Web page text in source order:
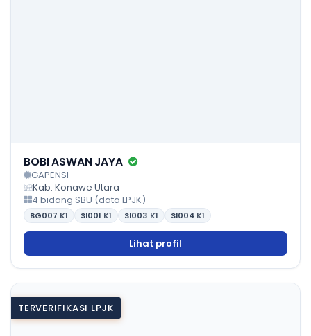
BOBI ASWAN JAYA
GAPENSI
Kab. Konawe Utara
4 bidang SBU (data LPJK)
BG007 K1 SI001 K1 SI003 K1 SI004 K1
Lihat profil
TERVERIFIKASI LPJK